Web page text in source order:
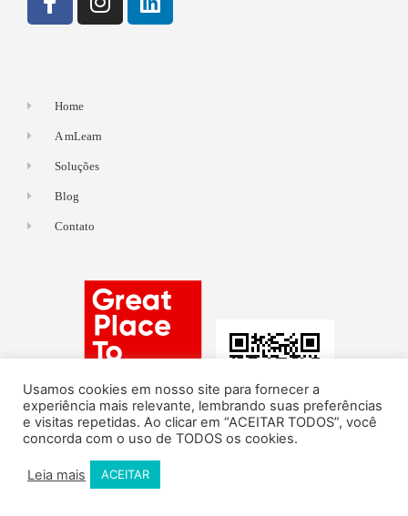
Home
A mLearn
Soluções
Blog
Contato
Usamos cookies em nosso site para fornecer a
experiência mais relevante, lembrando suas preferências
e visitas repetidas. Ao clicar em “ACEITAR TODOS”, você
concorda com o uso de TODOS os cookies.
Leia mais ACEITAR